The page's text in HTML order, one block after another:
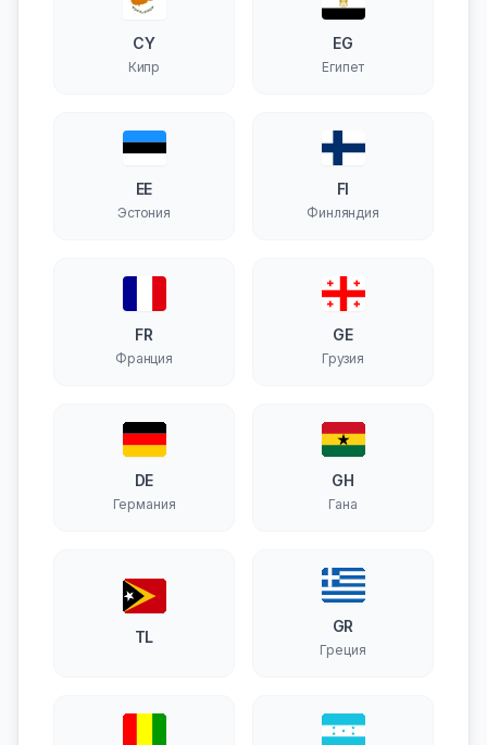
CY
Кипр
EG
Египет
EE
Эстония
FI
Финляндия
FR
Франция
GE
Грузия
DE
Германия
GH
Гана
TL
GR
Греция